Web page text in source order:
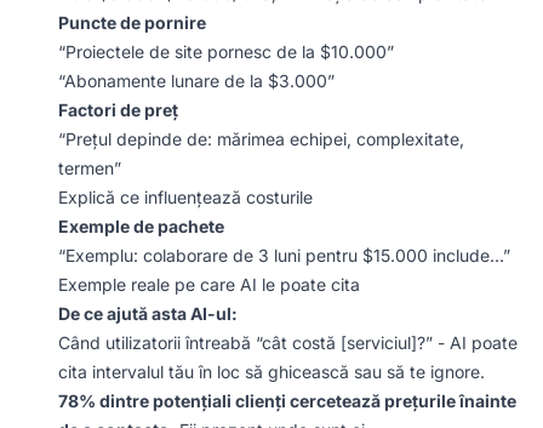
Puncte de pornire
“Proiectele de site pornesc de la $10.000”
“Abonamente lunare de la $3.000”
Factori de preț
“Prețul depinde de: mărimea echipei, complexitate,
termen”
Explică ce influențează costurile
Exemple de pachete
“Exemplu: colaborare de 3 luni pentru $15.000 include…”
Exemple reale pe care AI le poate cita
De ce ajută asta AI-ul:
Când utilizatorii întreabă “cât costă [serviciul]?” - AI poate
cita intervalul tău în loc să ghicească sau să te ignore.
78% dintre potențiali clienți cercetează prețurile înainte